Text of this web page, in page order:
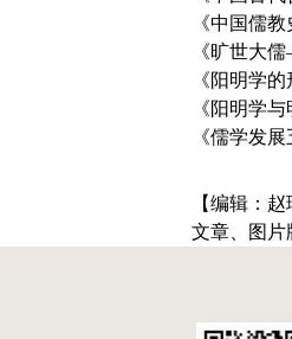
《中国儒
《旷世大
《阳明学
《阳明学
《儒学发
【编辑：赵
文章、图片